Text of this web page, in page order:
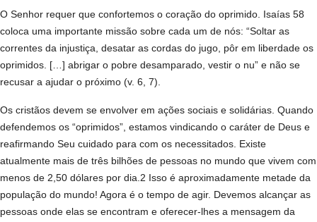
O Senhor requer que confortemos o coração do oprimido. Isaías 58
coloca uma importante missão sobre cada um de nós: “Soltar as
correntes da injustiça, desatar as cordas do jugo, pôr em liberdade os
oprimidos. […] abrigar o pobre desamparado, vestir o nu” e não se
recusar a ajudar o próximo (v. 6, 7).
Os cristãos devem se envolver em ações sociais e solidárias. Quando
defendemos os “oprimidos”, estamos vindicando o caráter de Deus e
reafirmando Seu cuidado para com os necessitados. Existe
atualmente mais de três bilhões de pessoas no mundo que vivem com
menos de 2,50 dólares por dia.2 Isso é aproximadamente metade da
população do mundo! Agora é o tempo de agir. Devemos alcançar as
pessoas onde elas se encontram e oferecer-lhes a mensagem da